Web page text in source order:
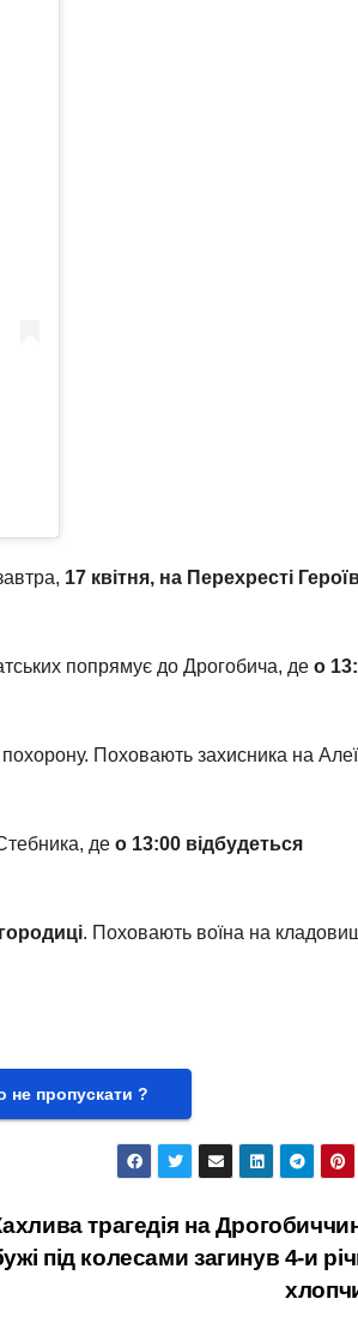
17 квітня, на Перехресті
попрямує до Дрогобича, де о
Поховають захисника на Алеї
де о 13:00 відбудеться
. Поховають воїна на
не пропускати ?
трагедія на
під колесами загинув 4-и